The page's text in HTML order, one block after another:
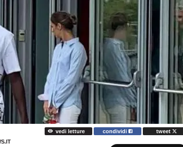
vedi letture condividi
tweet